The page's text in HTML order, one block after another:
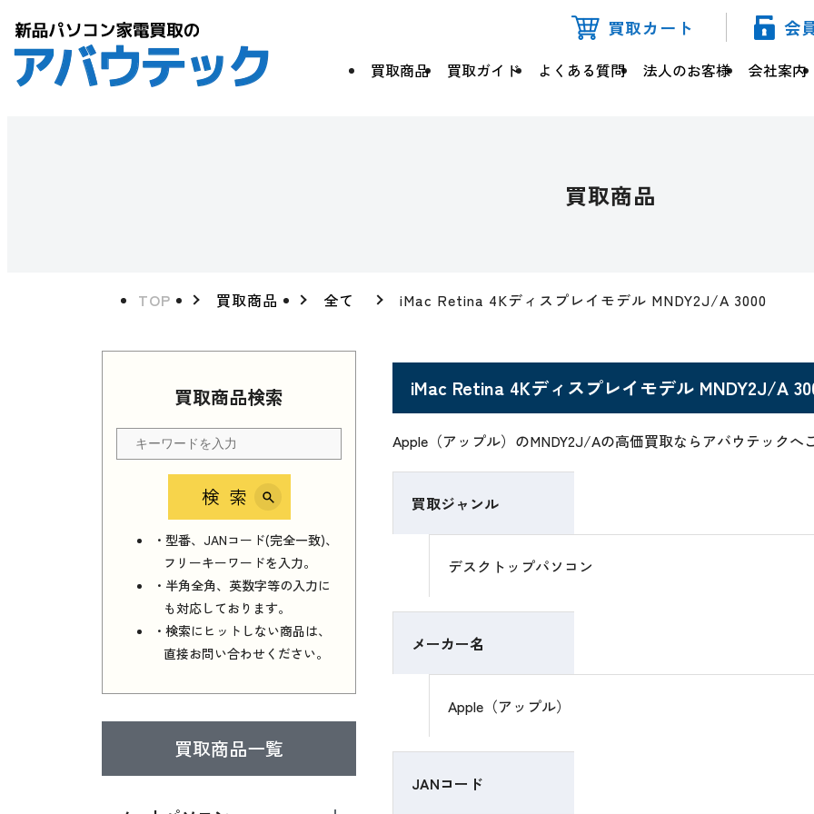
買取カート 会
買取商品 買取ガイド よくある質問 法人のお客様 会社案内
買取商品
TOP 買取商品 全て iMac Retina 4Kディスプレイモデル MNDY2J/A 3000
買取商品検索
検索
・型番、JANコード(完全一致)、
フリーキーワードを入力。
・半角全角、英数字等の入力に
も対応しております。
・検索にヒットしない商品は、
直接お問い合わせください。
買取商品一覧
iMac Retina 4Kディスプレイモデル MNDY2J/A
Apple（アップル）のMNDY2J/Aの高価買取ならアバウテックへ
買取ジャンル
デスクトップパソコン
メーカー名
Apple（アップル）
JANコード